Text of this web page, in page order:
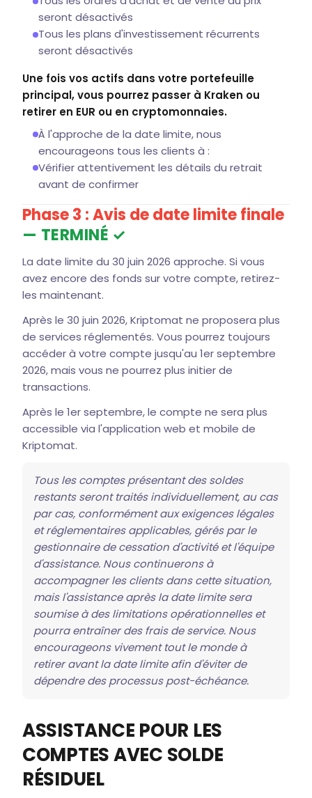
seront désactivés
Tous les plans d'investissement récurrents
seront désactivés
Une fois vos actifs dans votre portefeuille
principal, vous pourrez passer à Kraken ou
retirer en EUR ou en cryptomonnaies.
À l'approche de la date limite, nous
encourageons tous les clients à :
Vérifier attentivement les détails du retrait
avant de confirmer
Phase 3 : Avis de date limite finale
— TERMINÉ ✓
La date limite du 30 juin 2026 approche. Si vous
avez encore des fonds sur votre compte, retirez-
les maintenant.
Après le 30 juin 2026, Kriptomat ne proposera plus
de services réglementés. Vous pourrez toujours
accéder à votre compte jusqu'au 1er septembre
2026, mais vous ne pourrez plus initier de
transactions.
Après le 1er septembre, le compte ne sera plus
accessible via l'application web et mobile de
Kriptomat.
Tous les comptes présentant des soldes
restants seront traités individuellement, au cas
par cas, conformément aux exigences légales
et réglementaires applicables, gérés par le
gestionnaire de cessation d'activité et l'équipe
d'assistance. Nous continuerons à
accompagner les clients dans cette situation,
mais l'assistance après la date limite sera
soumise à des limitations opérationnelles et
pourra entraîner des frais de service. Nous
encourageons vivement tout le monde à
retirer avant la date limite afin d'éviter de
dépendre des processus post-échéance.
ASSISTANCE POUR LES
COMPTES AVEC SOLDE
RÉSIDUEL